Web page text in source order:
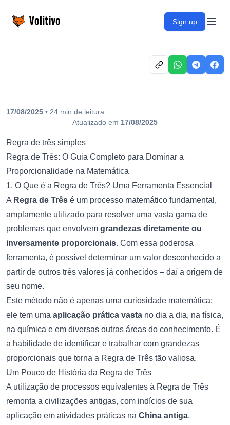
Volitivo Sign up
17/08/2025 • 24 min de leitura
Atualizado em 17/08/2025
Regra de três simples
Regra de Três: O Guia Completo para Dominar a
Proporcionalidade na Matemática
1. O Que é a Regra de Três? Uma Ferramenta Essencial
A Regra de Três é um processo matemático fundamental,
amplamente utilizado para resolver uma vasta gama de
problemas que envolvem grandezas diretamente ou
inversamente proporcionais. Com essa poderosa
ferramenta, é possível determinar um valor desconhecido a
partir de outros três valores já conhecidos – daí a origem de
seu nome.
Este método não é apenas uma curiosidade matemática;
ele tem uma aplicação prática vasta no dia a dia, na física,
na química e em diversas outras áreas do conhecimento. É
a habilidade de identificar e trabalhar com grandezas
proporcionais que torna a Regra de Três tão valiosa.
Um Pouco de História da Regra de Três
A utilização de processos equivalentes à Regra de Três
remonta a civilizações antigas, com indícios de sua
aplicação em atividades práticas na China antiga.